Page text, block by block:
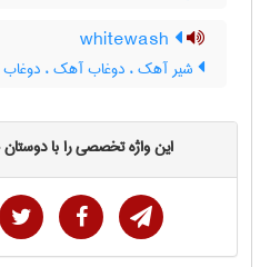
شیر آهک ، دوغاب آهک ،
این واژه تخصصی را با